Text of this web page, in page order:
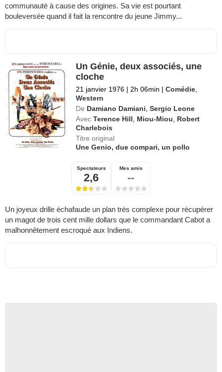
communauté à cause des origines. Sa vie est pourtant
bouleversée quand il fait la rencontre du jeune Jimmy...
Un Génie, deux associés, une
cloche
21 janvier 1976 | 2h 06min | Comédie
Western
De Damiano Damiani ,Sergio Leone
Avec Terence Hill Miou-Miou
Robert
Charlebois
Titre original
Une Genio, due compari, un pollo
Spectateurs
2,6
Mes amis
--
Un joyeux drille échafaude un plan très complexe pour récupérer
un magot de trois cent mille dollars que le commandant Cabot a
malhonnêtement escroqué aux Indiens.